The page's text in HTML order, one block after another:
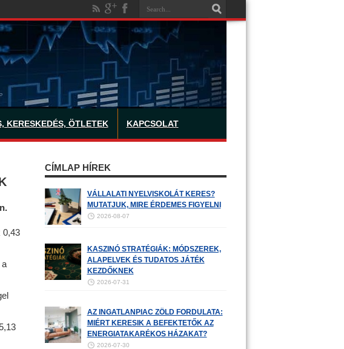
KERESKEDÉS, ÖTLETEK KAPCSOLAT
0,43
CÍMLAP HÍREK
VÁLLALATI NYELVISKOLÁT KERES?
MUTATJUK, MIRE ÉRDEMES FIGYELNI
2026-08-07
KASZINÓ STRATÉGIÁK: MÓDSZEREK,
ALAPELVEK ÉS TUDATOS JÁTÉK
KEZDŐKNEK
2026-07-31
AZ INGATLANPIAC ZÖLD FORDULATA:
MIÉRT KERESIK A BEFEKTETŐK AZ
ENERGIATAKARÉKOS HÁZAKAT?
2026-07-30